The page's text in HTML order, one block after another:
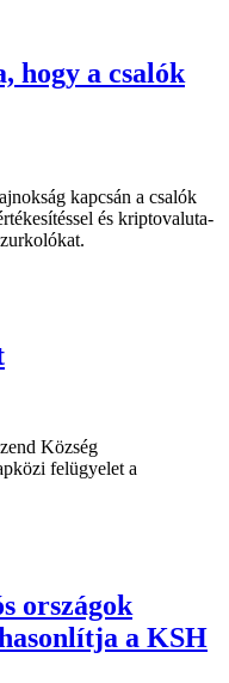
hogy a csalók
kapcsán a csalók
és kriptovaluta-
Község
felügyelet a
országok
a KSH